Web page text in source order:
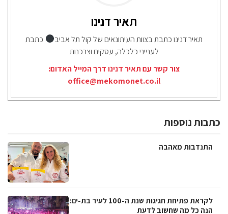
תאיר דנינו
תאיר דנינו כתבת בצוות העיתונאים של קול תל אביב
כתבת
לענייני כלכלה, עסקים וצרכנות
צור קשר עם תאיר דנינו דרך המייל האדום:
office@mekomonet.co.il
כתבות נוספות
התנדבות מאהבה
לקראת פתיחת חגיגות שנת ה-100 לעיר בת-ים:
הנה כל מה שחשוב לדעת